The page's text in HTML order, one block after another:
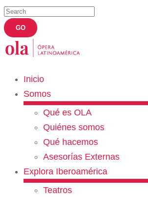
Inicio
Somos
Qué es OLA
Quiénes somos
Qué hacemos
Asesorías Externas
Explora Iberoamérica
Teatros